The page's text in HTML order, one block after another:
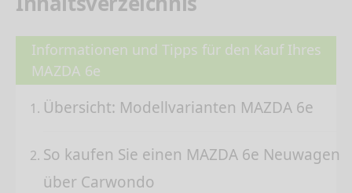
Informationen und Tipps für den Kauf Ihres
MAZDA 6e
Übersicht: Modellvarianten MAZDA 6e
So kaufen Sie einen MAZDA 6e Neuwagen
über Carwondo